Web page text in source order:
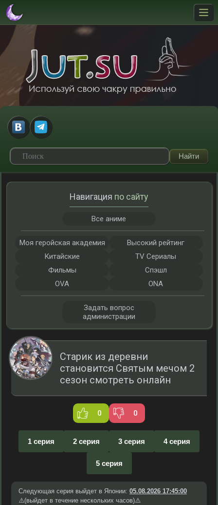
Старик из деревни
становится Святым мечом 2
сезон смотреть онлайн
0 0
1 серия 2 серия 3 серия 4 серия
5 серия
Следующая серия выйдет в Японии: 05.08.2026 17:45:00
⚠️(выйдет в течение нескольких часов)⚠️
Навигация по сайту
Все аниме
Моя геройская академия
Высокий рейтинг
Китайские
TV Сериалы
Фильмы
Спэшл
OVA
ONA
Задать вопрос
администрации